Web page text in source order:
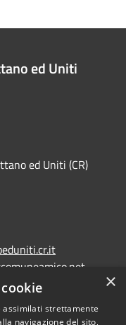
ed Uniti
ed Uniti (CR)
© 2026 • Comune di
×
assimilati strettamente
navigazione del sito,